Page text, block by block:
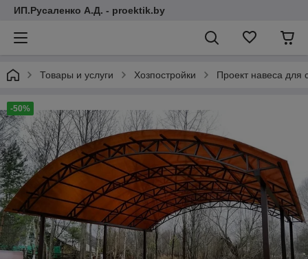
ИП.Русаленко А.Д. - proektik.by
Товары и услуги Хозпостройки Проект навеса для
-50%